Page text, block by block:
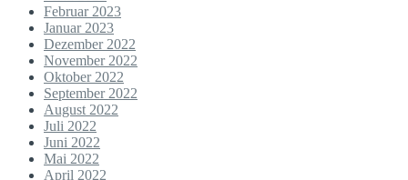
Februar 2023
Januar 2023
Dezember 2022
November 2022
Oktober 2022
September 2022
August 2022
Juli 2022
Juni 2022
Mai 2022
April 2022